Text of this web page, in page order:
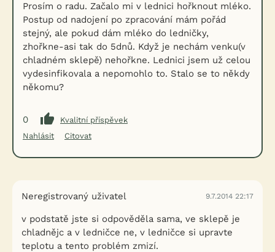
Prosím o radu. Začalo mi v lednici hořknout mléko.
Postup od nadojení po zpracování mám pořád
stejný, ale pokud dám mléko do ledničky,
zhořkne-asi tak do 5dnů. Když je nechám venku(v
chladném sklepě) nehořkne. Lednici jsem už celou
vydesinfikovala a nepomohlo to. Stalo se to někdy
někomu?
0
Kvalitní příspěvek
Nahlásit
Citovat
Neregistrovaný uživatel 9.7.2014 22:17
v podstatě jste si odpověděla sama, ve sklepě je
chladnějc a v ledničce ne, v ledničce si upravte
teplotu a tento problém zmizí.